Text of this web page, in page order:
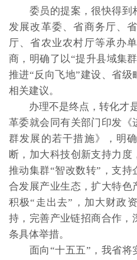
委员的提案，很快得到
发展改革委、省商务厅、
厅、省农业农村厅等承办
商，明确了以“提升县域集
推进“反向飞地”建设、省级
相关建议。
办理不是终点，转化才是
革委就会同有关部门印发
群发展的若干措施》，明
断，加大科技创新支持力度
推动集群“智改数转”，支
合发展产业生态，扩大特色
积极“走出去”，加大财政
持，完善产业链招商合作，
条具体举措。
面向“十五五”，我省将